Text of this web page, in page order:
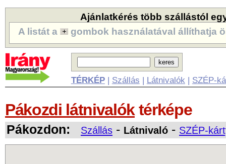
Ajánlatkérés több szállástól
A listát a
gombok használatával állíthatja
TÉRKÉP| Szállás | Látnivalók | SZÉP-
Pákozdi látnivalók térképe
Pákozdon: Szállás - Látnivaló - SZÉP-